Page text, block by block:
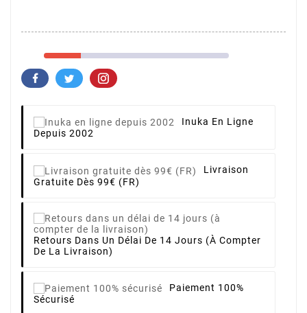
Inuka En Ligne
Depuis 2002
Livraison
Gratuite Dès 99€ (FR)
Retours Dans Un Délai De 14 Jours (à Compter
De La Livraison)
Paiement 100%
Sécurisé